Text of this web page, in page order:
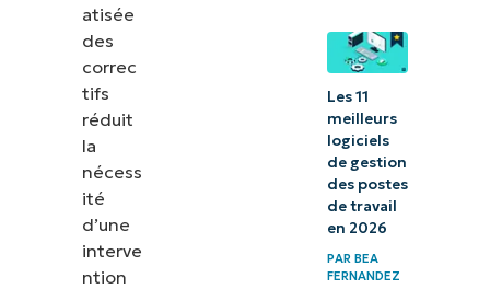
atisée
des
correc
tifs
réduit
la
nécess
ité
d’une
interve
ntion
Les 11
meilleurs
logiciels
de gestion
des postes
de travail
en 2026
PAR BEA
FERNANDEZ